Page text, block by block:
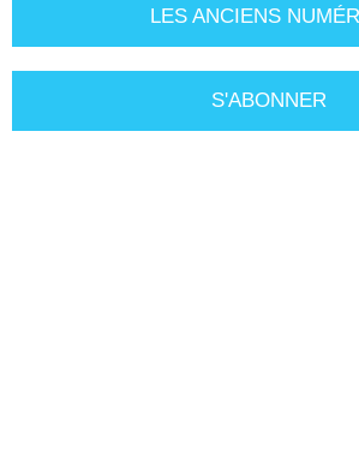
LES ANCIENS
S'ABONNER